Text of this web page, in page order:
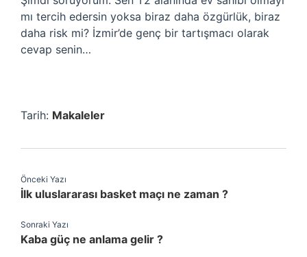
mı tercih edersin yoksa biraz daha özgürlük, biraz
daha risk mi? İzmir’de genç bir tartışmacı olarak
cevap senin…
Tarih: Makaleler
Önceki Yazı
İlk uluslararası basket maçı ne zaman ?
Sonraki Yazı
Kaba güç ne anlama gelir ?